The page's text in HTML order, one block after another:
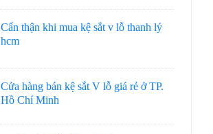
Cẩn thận khi mua kệ sắt v lỗ thanh lý
hcm
Cửa hàng bán kệ sắt V lỗ giá rẻ ở TP.
Hồ Chí Minh